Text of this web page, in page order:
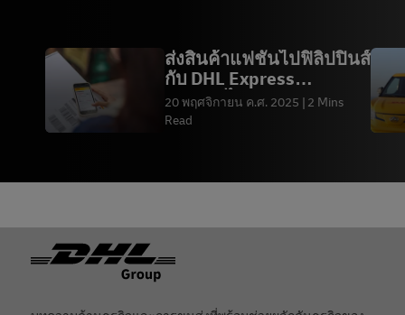
ส่งสินค้าแฟชั่นไปฟิลิปปินส์
กับ DHL Express
ประเทศไทย
20 พฤศจิกายน ค.ศ. 2025
2 Mins
Read
ท้ายกระดาษ